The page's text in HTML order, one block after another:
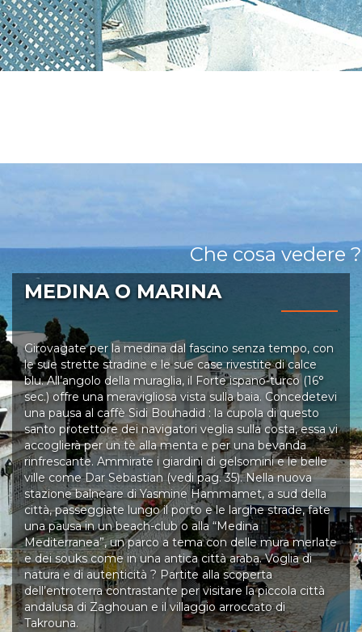
Che cosa vedere ?
MEDINA O MARINA
Girovagate per la medina dal fascino senza tempo, con
le sue strette stradine e le sue case rivestite di calce
blu. All’angolo della muraglia, il Forte ispano-turco (16°
sec.) offre una meravigliosa vista sulla baia. Concedetevi
una pausa al caffè Sidi Bouhadid : la cupola di questo
santo protettore dei navigatori veglia sulla costa, essa vi
accoglierà per un tè alla menta e per una bevanda
rinfrescante. Ammirate i giardini di gelsomini e le belle
ville come Dar Sebastian (vedi pag. 35). Nella nuova
stazione balneare di Yasmine Hammamet, a sud della
città, passeggiate lungo il porto e le larghe strade, fate
una pausa in un beach-club o alla “Medina
Mediterranea”, un parco a tema con delle mura merlate
e dei souks come in una antica città araba. Voglia di
natura e di autenticità ? Partite alla scoperta
dell’entroterra contrastante per visitare la piccola città
andalusa di Zaghouan e il villaggio arroccato di
Takrouna.